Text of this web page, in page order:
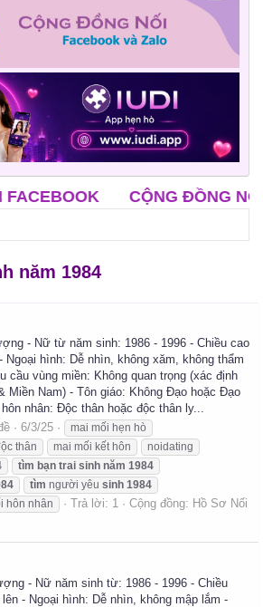
CỘNG ĐỒNG NỐI
năm 1984
- Nữ từ năm sinh: 1986 - 1996 - Chiều cao
hình: Dễ nhìn, không xăm, không thẩm
cầu vùng miền: Không quan trọng (xác định
Miền Nam) - Tôn giáo: Không Đạo hoặc Đạo
nhân: Độc thân hoặc độc thân ly...
6/3/25
mai mối hẹn hò
thân
mai mối kết hôn
noidating
tìm bạn trai sinh năm 1984
tìm người yêu sinh 1984
hôn nhân
Trả lời: 1 Cộng đồng: Hồ Sơ Nối
- Nữ năm sinh từ: 1986 - 1996 - Chiều
- Ngoại hình: Dễ nhìn, không mập lắm -